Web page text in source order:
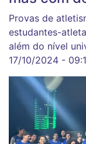
Provas de
estudantes-
além do nível
17/10/2024 -